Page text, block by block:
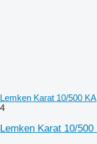
Lemken Karat 10/500 KA
4
Lemken Karat 10/500